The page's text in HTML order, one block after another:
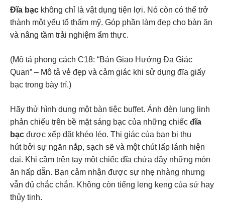
Đĩa bạc không chỉ là vật dụng tiện lợi. Nó còn có thể trở
thành một yếu tố thẩm mỹ. Góp phần làm đẹp cho bàn ăn
và nâng tầm trải nghiệm ẩm thực.
(Mô tả phong cách C18: “Bản Giao Hưởng Đa Giác
Quan” – Mô tả vẻ đẹp và cảm giác khi sử dụng đĩa giấy
bạc trong bày trí.)
Hãy thử hình dung một bàn tiệc buffet. Ánh đèn lung linh
phản chiếu trên bề mặt sáng bạc của những chiếc đĩa
bạc được xếp đặt khéo léo. Thị giác của bạn bị thu
hútbởi sự ngăn nắp, sạch sẽ và một chút lấp lánh hiện
đại. Khi cầm trên tay một chiếc đĩa chứa đầy những món
ăn hấp dẫn. Bạn cảm nhận được sự nhẹ nhàng nhưng
vẫn đủ chắc chắn. Không còn tiếng leng keng của sứ hay
thủy tinh.